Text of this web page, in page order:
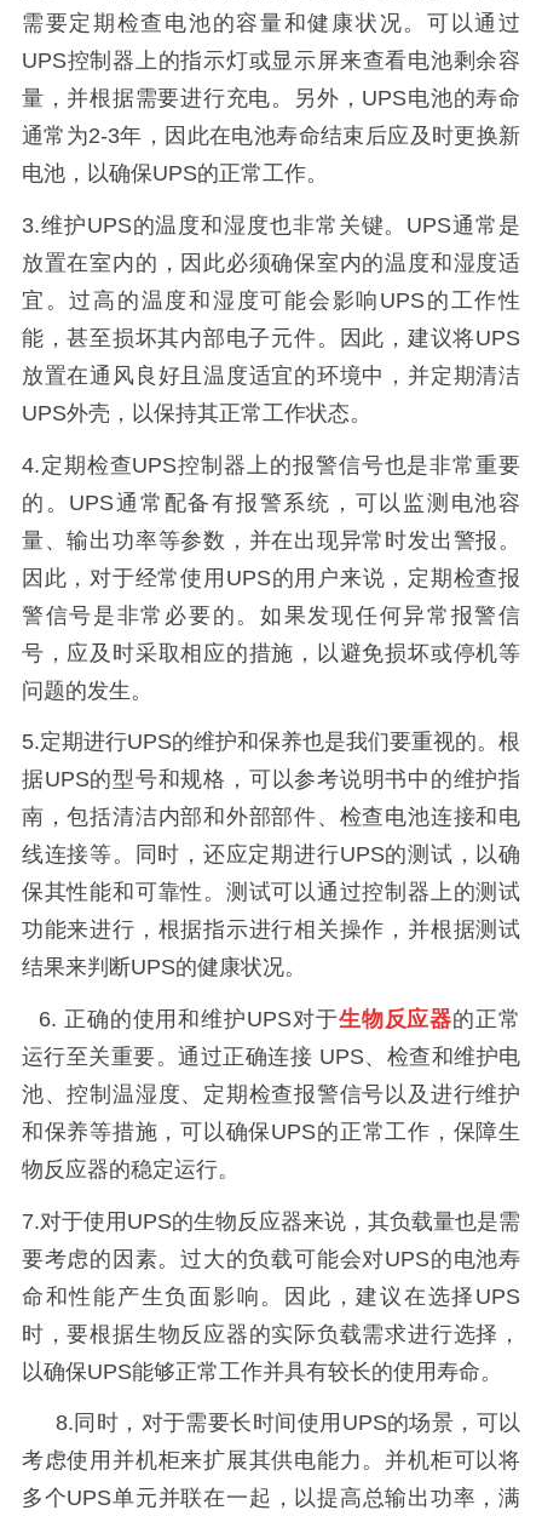
需要定期检查电池的容量和健康状况。可以通过
UPS控制器上的指示灯或显示屏来查看电池剩余容
量，并根据需要进行充电。另外， UPS电池的寿命
通常为2-3年，因此在电池寿命结束后应及时更换新
电池，以确保UPS的正常工作。
3.维护UPS的温度和湿度也非常关键。 UPS通常是
放置在室内的，因此必须确保室内的温度和湿度适
宜。过高的温度和湿度可能会影响 UPS的工作性
能，甚至损坏其内部电子元件。因此，建议将UPS
放置在通风良好且温度适宜的环境中，并定期清洁
UPS外壳，以保持其正常工作状态。
4.定期检查UPS控制器上的报警信号也是非常重要
的。 UPS通常配备有报警系统，可以监测电池容
量、输出功率等参数，并在出现异常时发出警报。
因此，对于经常使用 UPS的用户来说，定期检查报
警信号是非常必要的。如果发现任何异常报警信
号，应及时采取相应的措施，以避免损坏或停机等
问题的发生。
5.定期进行UPS的维护和保养也是我们要重视的。根
据UPS的型号和规格，可以参考说明书中的维护指
南，包括清洁内部和外部部件、检查电池连接和电
线连接等。同时，还应定期进行UPS的测试，以确
保其性能和可靠性。测试可以通过控制器上的测试
功能来进行，根据指示进行相关操作，并根据测试
结果来判断UPS的健康状况。
6. 正确的使用和维护UPS对于生物反应器的正常
运行至关重要。通过正确连接 UPS、检查和维护电
池、控制温湿度、定期检查报警信号以及进行维护
和保养等措施，可以确保UPS的正常工作，保障生
物反应器的稳定运行。
7.对于使用 UPS的生物反应器来说，其负载量也是需
要考虑的因素。过大的负载可能会对UPS的电池寿
命和性能产生负面影响。因此，建议在选择 UPS
时，要根据生物反应器的实际负载需求进行选择，
以确保UPS能够正常工作并具有较长的使用寿命。
8. 同时，对于需要长时间使用 UPS的场景，可以
考虑使用并机柜来扩展其供电能力。并机柜可以将
多个UPS单元并联在一起，以提高总输出功率，满